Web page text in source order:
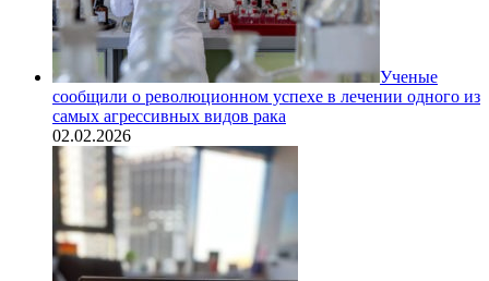
Ученые
сообщили о революционном успехе в лечении одного из
самых агрессивных видов рака
02.02.2026